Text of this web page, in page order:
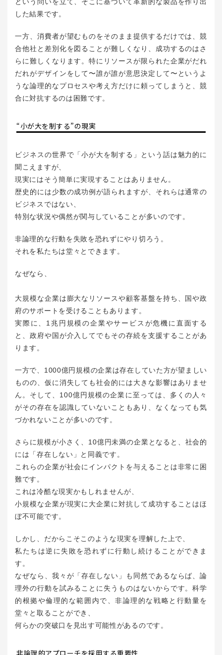
という問いを立て、そこに基づいて革新的な製品を作り出
した結果です。
一方、消費者が望むものをそのまま提供するだけでは、競
合他社と差別化を図ることが難しくなり、成功するのはさ
らに難しくなります。特にリソースが限られた企業がだれ
だれがデザインをして〜誰が誰が意思決定して〜というよ
うな論理的なプロセスや考え方だけに頼ってしまうと、競
合に対抗するのは困難です。
“小が大を制する”の現実
ビジネスの世界で「小が大を制する」という話は魅力的に
聞こえますが、
現実にはそう簡単に実現することはありません。
歴史的には少数の成功例が語られますが、それらは通常の
ビジネスではない、
特別な状況や偶然が関与していることが多いのです。
非論理的な行動を失敗を恐れずにやり切ろう。
それを私たちは堂々とできます。
なぜなら、
大規模な企業は膨大なリソースや顧客基盤を持ち、国や政
府のサポートを受けることもあります。
実際に、1兆円規模の企業やサービスが危機に直面する
と、政府や国が介入してでもその存続を支援することがあ
ります。
一方で、1000億円規模の企業は存在していた方が望ましい
ものの、仮に消失しても社会的には大きな影響はありませ
ん。そして、100億円規模の企業に至っては、多くの人々
がその存在を認識していないこともあり、なくなっても気
づかれないことが多いのです。
さらに規模が小さく、10億円未満の企業となると、社会的
には「存在しない」と同義です。
これらの企業が社会にインパクトを与えることは非常に困
難です。
これは冷酷な現実かもしれませんが、
小規模な企業が現実に大企業に対抗して成功することはほ
ぼ不可能です。
しかし、だからこそこのような現実を理解した上で、
私たちは逆に失敗を恐れずに行動し続けることができま
す。
なぜなら、我々が「存在しない」も同然であるならば、論
理外の行動を試みることに失うものはないからです。科学
的根拠や倫理的な範囲内で、非論理的な戦略と行動量を
堂々と取ることができ、
何らかの突破口を見出す可能性があるのです。